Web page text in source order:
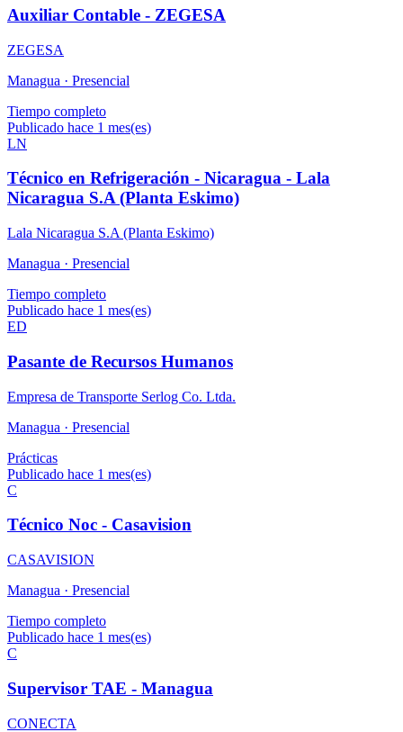
Auxiliar Contable - ZEGESA
ZEGESA
Managua · Presencial
Tiempo completo
Publicado hace 1 mes(es)
LN
Técnico en Refrigeración - Nicaragua - Lala
Nicaragua S.A (Planta Eskimo)
Lala Nicaragua S.A (Planta Eskimo)
Managua · Presencial
Tiempo completo
Publicado hace 1 mes(es)
ED
Pasante de Recursos Humanos
Empresa de Transporte Serlog Co. Ltda.
Managua · Presencial
Prácticas
Publicado hace 1 mes(es)
C
Técnico Noc - Casavision
CASAVISION
Managua · Presencial
Tiempo completo
Publicado hace 1 mes(es)
C
Supervisor TAE - Managua
CONECTA